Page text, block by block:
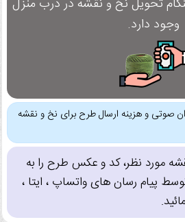
تحویل نخ و نقشه در درب منزل
وجود دارد.
صوتی و هزینه ارسال طرح برای نخ و نقشه
مورد نظر، کد و عکس طرح را به
پیام رسان های واتساپ ، ایتا ،